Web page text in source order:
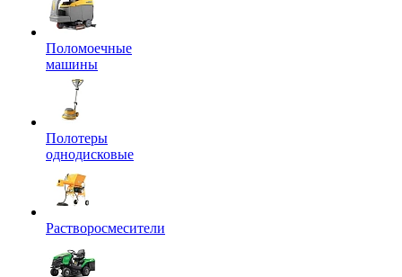
Поломоечные
машины
Полотеры
однодисковые
Растворосмесители